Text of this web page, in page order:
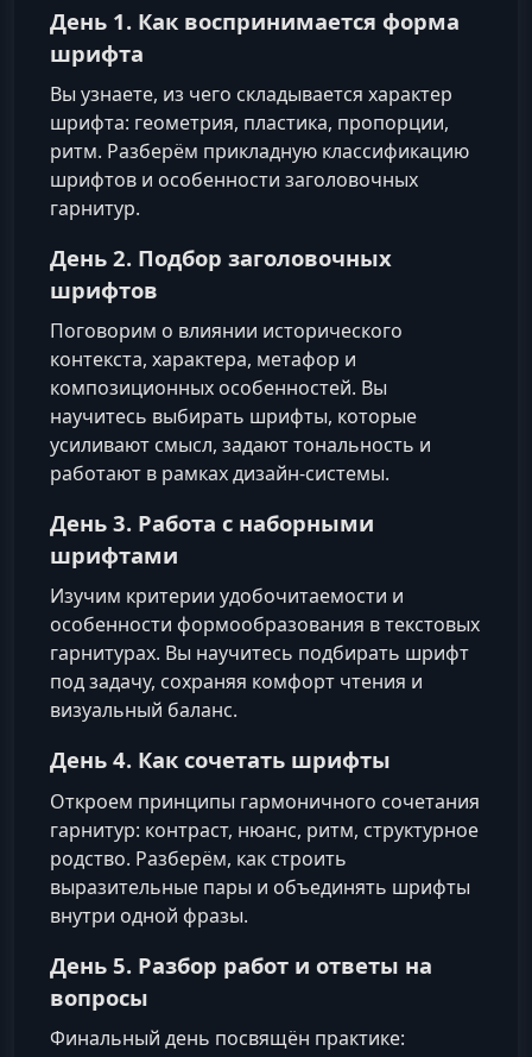
День 1. Как воспринимается форма
шрифта
Вы узнаете, из чего складывается характер
шрифта: геометрия, пластика, пропорции,
ритм. Разберём прикладную классификацию
шрифтов и особенности заголовочных
гарнитур.
День 2. Подбор заголовочных
шрифтов
Поговорим о влиянии исторического
контекста, характера, метафор и
композиционных особенностей. Вы
научитесь выбирать шрифты, которые
усиливают смысл, задают тональность и
работают в рамках дизайн-системы.
День 3. Работа с наборными
шрифтами
Изучим критерии удобочитаемости и
особенности формообразования в текстовых
гарнитурах. Вы научитесь подбирать шрифт
под задачу, сохраняя комфорт чтения и
визуальный баланс.
День 4. Как сочетать шрифты
Откроем принципы гармоничного сочетания
гарнитур: контраст, нюанс, ритм, структурное
родство. Разберём, как строить
выразительные пары и объединять шрифты
внутри одной фразы.
День 5. Разбор работ и ответы на
вопросы
Финальный день посвящён практике: